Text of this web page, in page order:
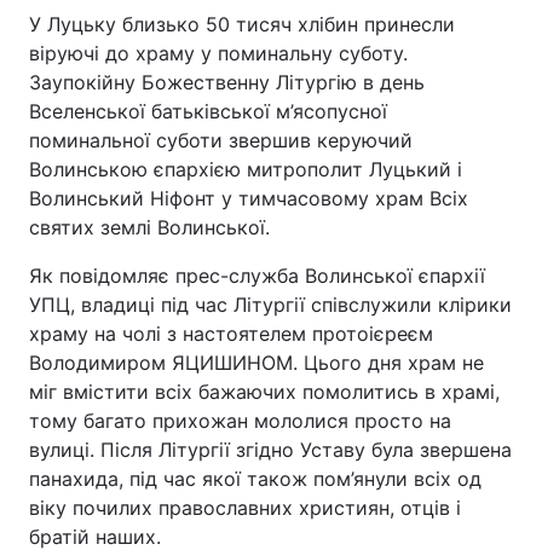
У Луцьку близько 50 тисяч хлібин принесли
віруючі до храму у поминальну суботу.
Заупокійну Божественну Літургію в день
Вселенської батьківської м’ясопусної
поминальної суботи звершив керуючий
Волинською єпархією митрополит Луцький і
Волинський Ніфонт у тимчасовому храм Всіх
святих землі Волинської.
Як повідомляє прес-служба Волинської єпархії
УПЦ, владиці під час Літургії співслужили клірики
храму на чолі з настоятелем протоієреєм
Володимиром ЯЦИШИНОМ. Цього дня храм не
міг вмістити всіх бажаючих помолитись в храмі,
тому багато прихожан мололися просто на
вулиці. Після Літургії згідно Уставу була звершена
панахида, під час якої також пом’янули всіх од
віку почилих православних християн, отців і
братій наших.